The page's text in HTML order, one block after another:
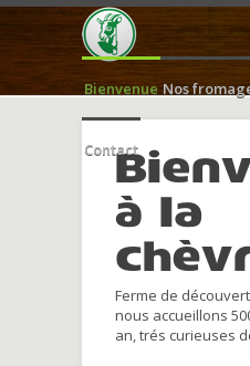
Bienvenue Nos
Contact
à la
Ferme de
nous accueillons
an, trés curieuses